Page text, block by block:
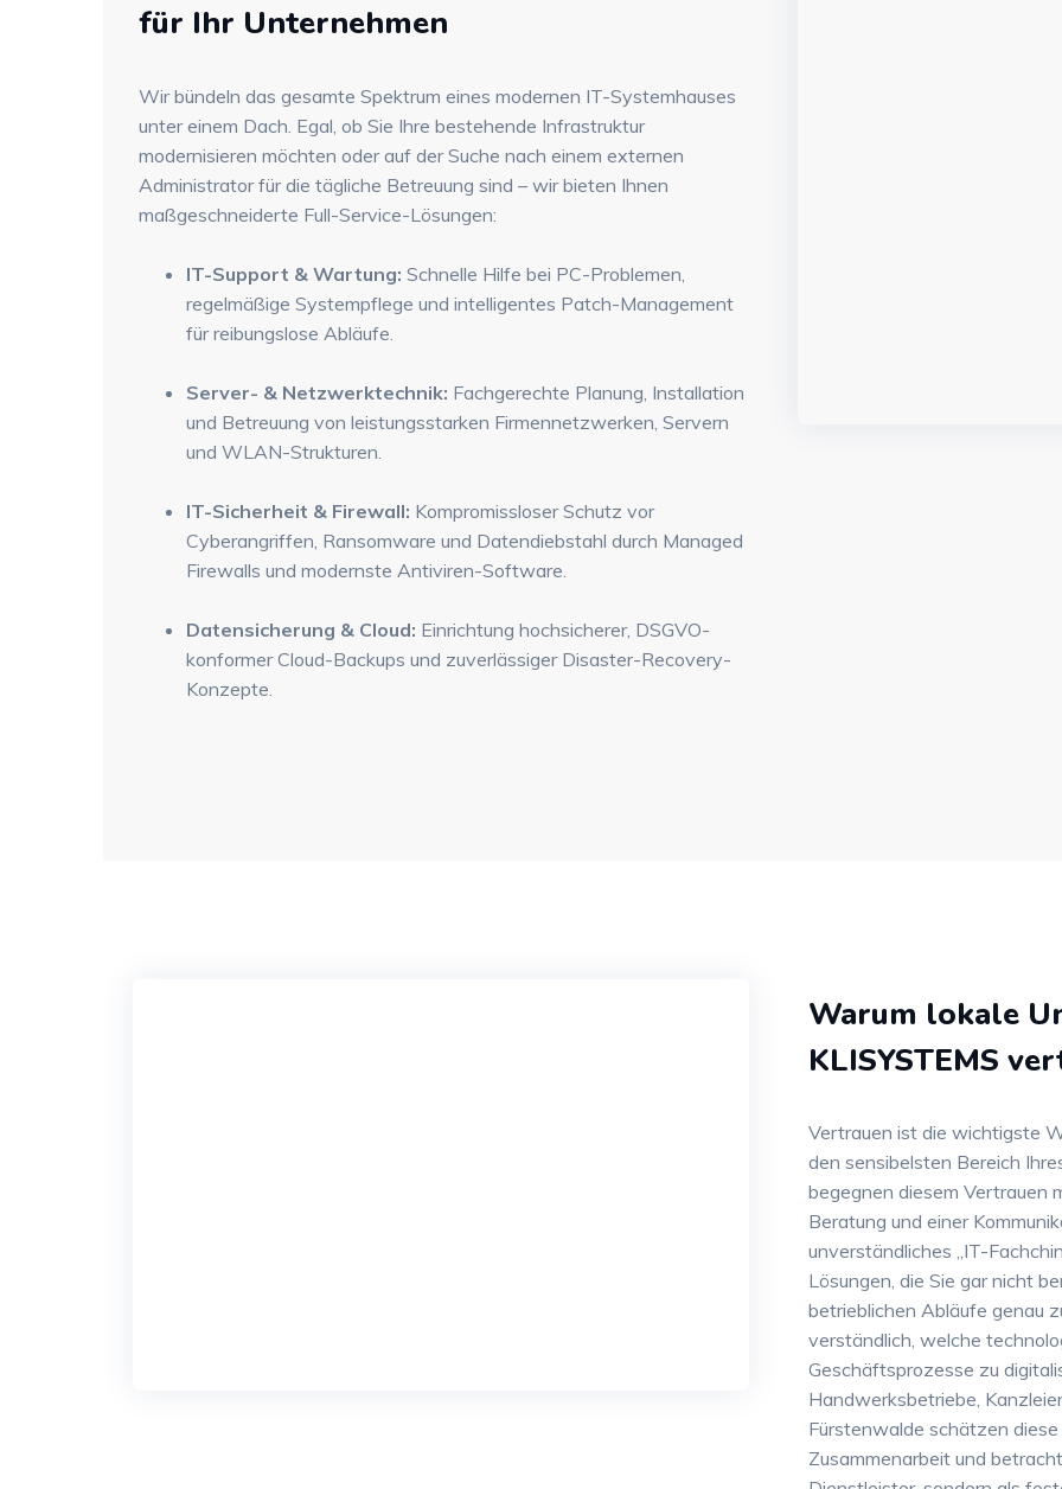
für Ihr Unternehmen
Wir bündeln das gesamte Spektrum eines modernen IT-Systemhauses
unter einem Dach. Egal, ob Sie Ihre bestehende Infrastruktur
modernisieren möchten oder auf der Suche nach einem externen
Administrator für die tägliche Betreuung sind – wir bieten Ihnen
maßgeschneiderte Full-Service-Lösungen:
IT-Support & Wartung: Schnelle Hilfe bei PC-Problemen,
regelmäßige Systempflege und intelligentes Patch-Management
für reibungslose Abläufe.
Server- & Netzwerktechnik: Fachgerechte Planung, Installation
und Betreuung von leistungsstarken Firmennetzwerken, Servern
und WLAN-Strukturen.
IT-Sicherheit & Firewall: Kompromissloser Schutz vor
Cyberangriffen, Ransomware und Datendiebstahl durch Managed
Firewalls und modernste Antiviren-Software.
Datensicherung & Cloud: Einrichtung hochsicherer, DSGVO-
konformer Cloud-Backups und zuverlässiger Disaster-Recovery-
Konzepte.
Warum lokale
KLISYSTEMS
Vertrauen ist die wichtigste
den sensibelsten Bereich
begegnen diesem Vertrauen
Beratung und einer
unverständliches „IT-
Lösungen, die Sie gar nicht
betrieblichen Abläufe genau
verständlich, welche
Geschäftsprozesse zu
Handwerksbetriebe,
Fürstenwalde schätzen
Zusammenarbeit und